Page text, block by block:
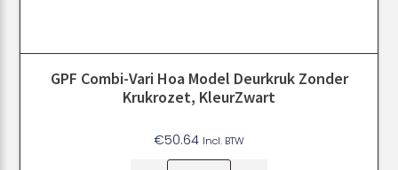
GPF Combi-Vari Hoa Model Deurkruk Zonder
Krukrozet, KleurZwart
€50.64 Incl. BTW